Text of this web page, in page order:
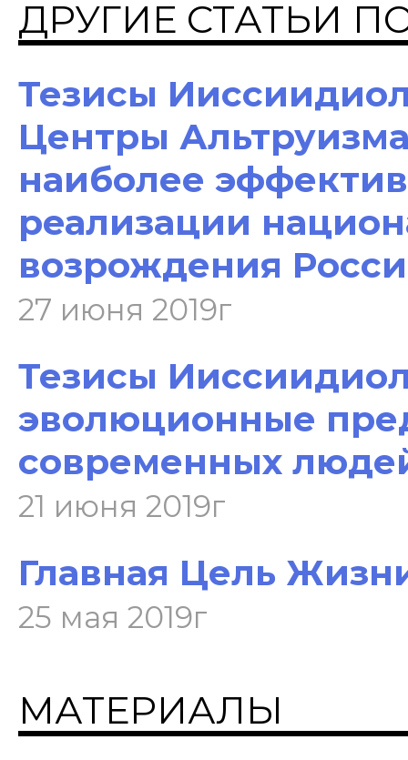
ДРУГИЕ СТАТЬИ
Тезисы
Центры
наиболее
реализации
возрождения
27 июня 2019г
Тезисы
эволюционные
современных
21 июня 2019г
Главная Цель
25 мая 2019г
МАТЕРИАЛЫ